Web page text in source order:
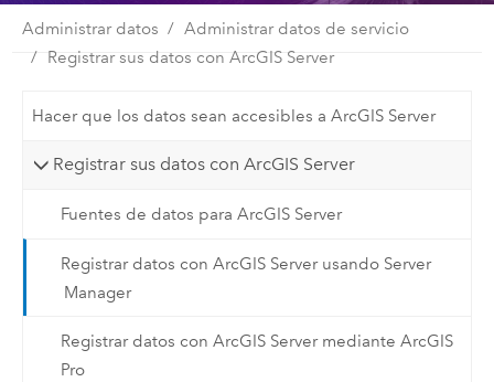
Administrar datos
Administrar datos de servicio
Registrar sus datos con ArcGIS Server
Hacer que los datos sean accesibles a ArcGIS Server
Registrar sus datos con ArcGIS Server
Fuentes de datos para ArcGIS Server
Registrar datos con ArcGIS Server usando Server
Manager
Registrar datos con ArcGIS Server mediante ArcGIS
Pro